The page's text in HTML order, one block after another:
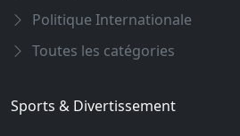
Politique Internationale
Toutes les catégories
Sports & Divertissement